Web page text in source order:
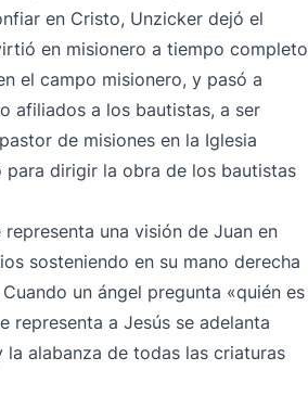
en Cristo, Unzicker dejó el
en misionero a tiempo completo
el campo misionero, y pasó a
afiliados a los bautistas, a ser
de misiones en la Iglesia
para dirigir la obra de los bautistas
una visión de Juan en
sosteniendo en su mano derecha
un ángel pregunta «quién es
representa a Jesús se adelanta
alabanza de todas las criaturas